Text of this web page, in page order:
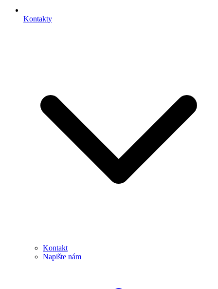
Kontakty
Kontakt
Napište nám